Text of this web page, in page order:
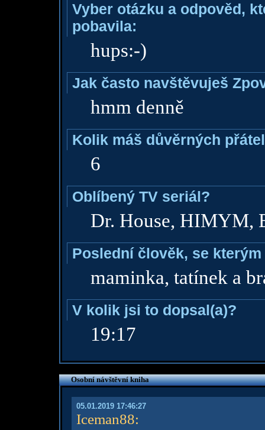
Vyber otázku a odpověd,
pobavila:
hups:-)
Jak často navštěvuješ
hmm denně
Kolik máš důvěrných
6
Oblíbený TV seriál?
Dr. House, HIMYM,
Poslední člověk, se
maminka, tatínek a
V kolik jsi to dopsal(a)?
19:17
Osobní návštěvní kniha
05.01.2019 17:46:27
Iceman88: